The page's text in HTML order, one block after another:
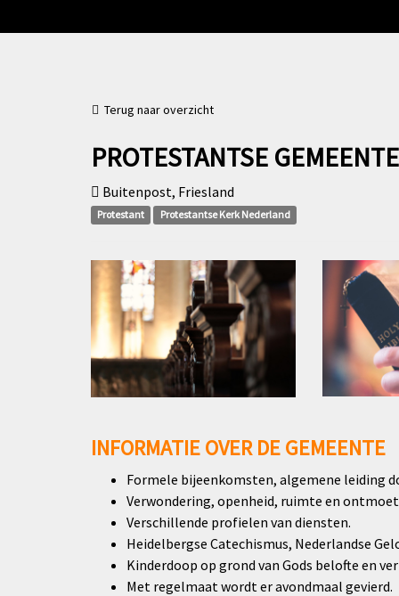
Terug naar overzicht
PROTESTANTSE
Buitenpost, Friesland
Protestant Protestantse Kerk Nederland
INFORMATIE OVER DE GEMEENTE
Formele bijeenkomsten, algemene leiding
Verwondering, openheid, ruimte en
Verschillende profielen van diensten.
Heidelbergse Catechismus, Nederlandse
Kinderdoop op grond van Gods belofte en
Met regelmaat wordt er avondmaal gevierd.